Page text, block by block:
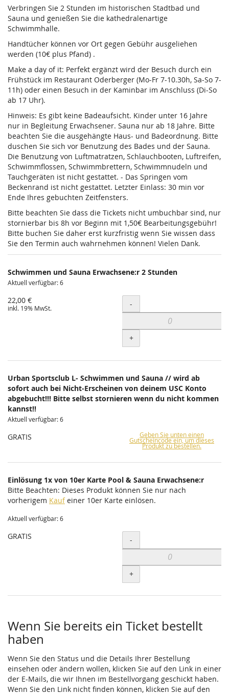
Verbringen Sie 2 Stunden im historischen Stadtbad und
Sauna und genießen Sie die kathedralenartige
Schwimmhalle.
Handtücher können vor Ort gegen Gebühr ausgeliehen
werden (10€ plus Pfand) .
Make a day of it: Perfekt ergänzt wird der Besuch durch ein
Frühstück im Restaurant Oderberger (Mo-Fr 7-10.30h, Sa-So 7-
11h) oder einen Besuch in der Kaminbar im Anschluss (Di-So
ab 17 Uhr).
Hinweis: Es gibt keine Badeaufsicht. Kinder unter 16 Jahre
nur in Begleitung Erwachsener. Sauna nur ab 18 Jahre. Bitte
beachten Sie die ausgehängte Haus- und Badeordnung. Bitte
duschen Sie sich vor Benutzung des Bades und der Sauna.
Die Benutzung von Luftmatratzen, Schlauchbooten, Luftreifen,
Schwimmflossen, Schwimmbrettern, Schwimmnudeln und
Tauchgeräten ist nicht gestattet. - Das Springen vom
Beckenrand ist nicht gestattet. Letzter Einlass: 30 min vor
Ende Ihres gebuchten Zeitfensters.
Bitte beachten Sie dass die Tickets nicht umbuchbar sind, nur
stornierbar bis 8h vor Beginn mit 1,50€ Bearbeitungsgebühr!
Bitte buchen Sie daher erst kurzfristig wenn Sie wissen dass
Sie den Termin auch wahrnehmen können! Vielen Dank.
Schwimmen und Sauna Erwachsene:r 2 Stunden
Aktuell verfügbar: 6
22,00 €
inkl. 19% MwSt. Menge
-
+
Urban Sportsclub L- Schwimmen und Sauna // wird ab
sofort auch bei Nicht-Erscheinen von deinem USC Konto
abgebucht!!! Bitte selbst stornieren wenn du nicht kommen
kannst!!
Aktuell verfügbar: 6
GRATIS Geben Sie unten einen
Gutscheincode ein, um dieses
Produkt zu bestellen.
Einlösung 1x von 10er Karte Pool & Sauna Erwachsene:r
Bitte Beachten: Dieses Produkt können Sie nur nach
vorherigem Kaufeiner 10er Karte einlösen.
Aktuell verfügbar: 6
GRATIS Menge
-
+
Wenn Sie bereits ein Ticket bestellt
haben
Wenn Sie den Status und die Details Ihrer Bestellung
einsehen oder ändern wollen, klicken Sie auf den Link in einer
der E-Mails, die wir Ihnen im Bestellvorgang geschickt haben.
Wenn Sie den Link nicht finden können, klicken Sie auf den